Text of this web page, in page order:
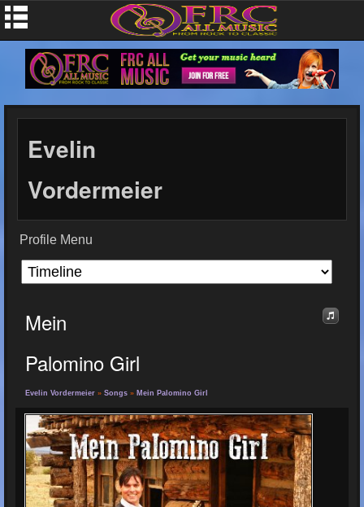
Evelin
Vordermeier
Profile Menu
Mein
Palomino Girl
Evelin Vordermeier » Songs » Mein Palomino Girl